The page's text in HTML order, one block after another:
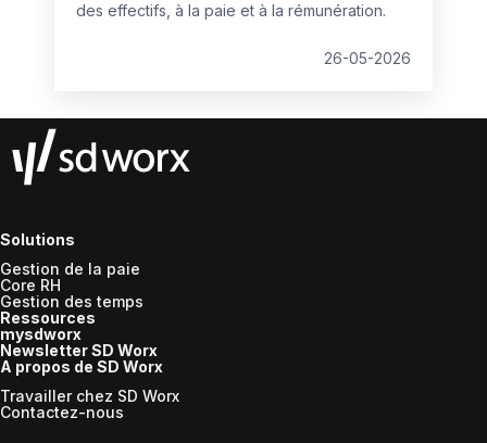
des effectifs, à la paie et à la rémunération.
26-05-2026
Solutions
Gestion de la paie
Core RH
Gestion des temps
Ressources
mysdworx
Newsletter SD Worx
A propos de SD Worx
Travailler chez SD Worx
Contactez-nous